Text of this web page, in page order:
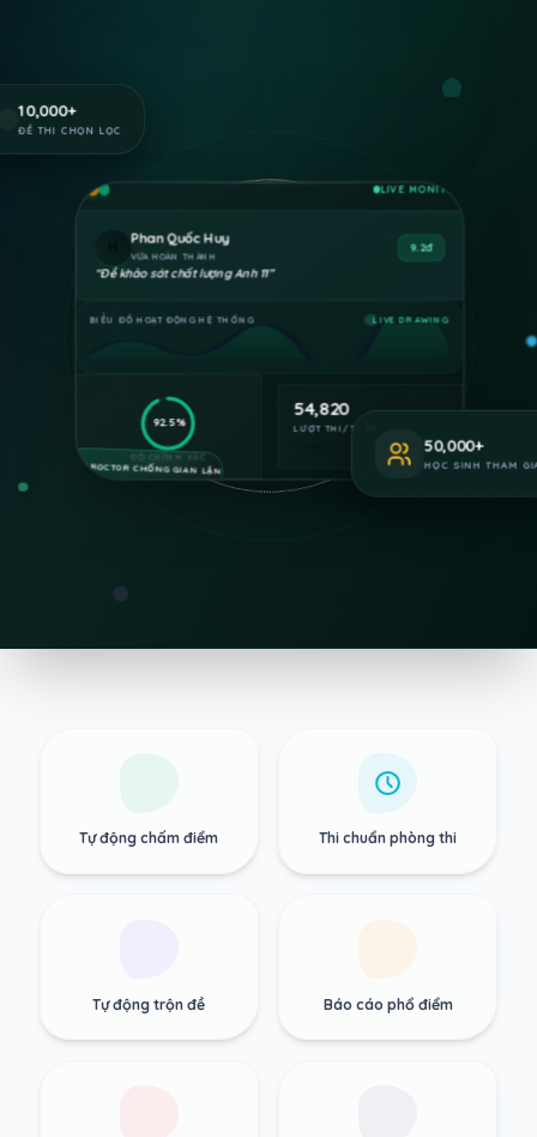
10,000+
ĐỀ THI CHỌN LỌC
50,000+
HỌC SINH THAM
LIVE MONITOR
Phan Quốc Huy
VỪA HOÀN THÀNH
9.2đ
“Đề khảo sát chất lượng Anh 11”
BIỂU ĐỒ HOẠT ĐỘNG HỆ THỐNG LIVE DRAWING
92.5%
ĐỘ CHÍNH XÁC
54,820
AI-PROCTOR CHỐNG GIAN LẬN
Tự động chấm điểm Thi chuẩn phòng thi
Tự động trộn đề Báo cáo phổ điểm